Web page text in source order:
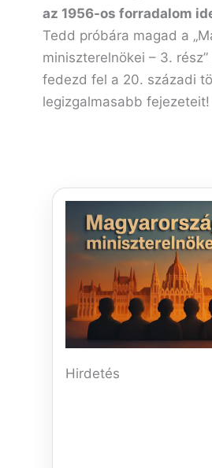
az 1956-os forradalom
Tedd próbára magad a
miniszterelnökei – 3.
fedezd fel a 20. századi
legizgalmasabb fejezeteit!
Hirdetés